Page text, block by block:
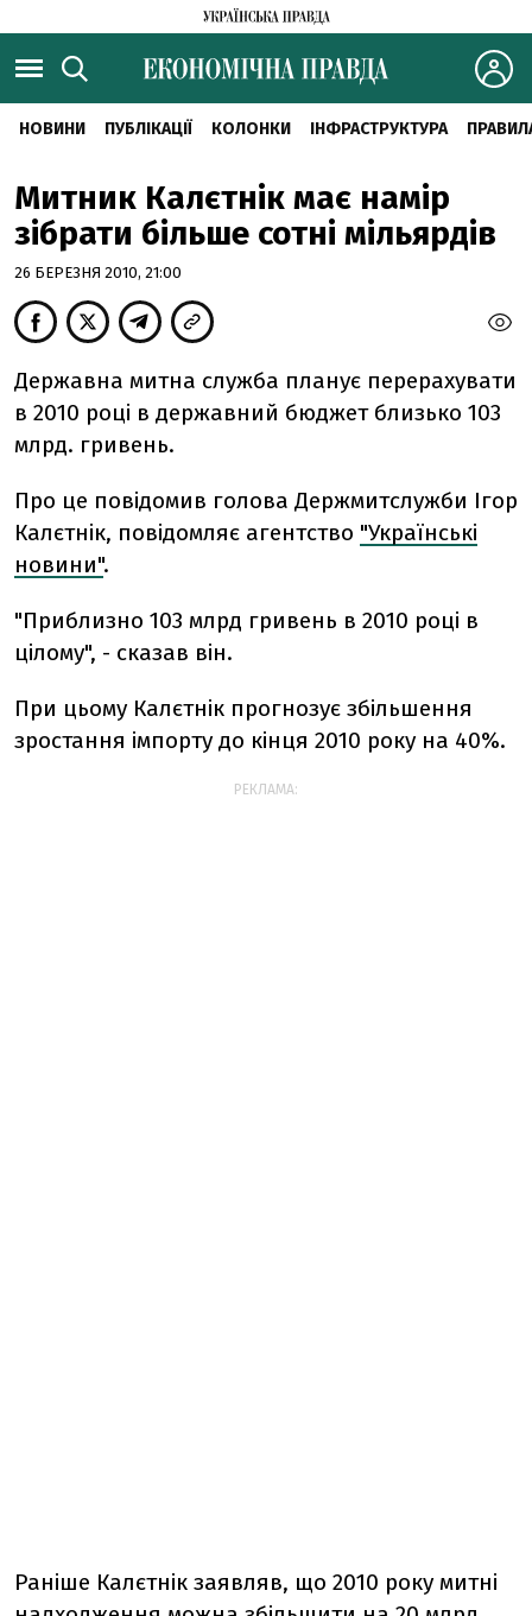
НОВИНИ ПУБЛІКАЦІЇ КОЛОНКИ ІНФРАСТРУКТУРА
Митник Калєтнік має намір
зібрати більше сотні мільярдів
26 БЕРЕЗНЯ 2010, 21:00
Державна митна служба планує перерахувати
в 2010 році в державний бюджет близько 103
млрд. гривень.
Про це повідомив голова Держмитслужби Ігор
Калєтнік, повідомляє агентство "Українські
новини".
"Приблизно 103 млрд гривень в 2010 році в
цілому", - сказав він.
При цьому Калєтнік прогнозує збільшення
зростання імпорту до кінця 2010 року на 40%.
РЕКЛАМА:
Раніше Калєтнік заявляв, що 2010 року митні